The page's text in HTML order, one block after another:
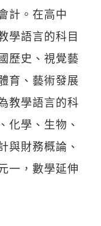
計。在高中
學語言的科目
歷史、視覺藝
育、藝術發展
教學語言的科
化學、生物、
與財務概論、
一，數學延伸